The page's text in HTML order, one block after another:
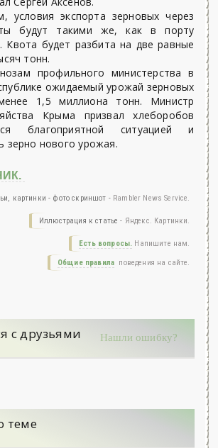
условия экспорта зерновых через
будут такими же, как в порту
Квота будет разбита на две равные
тонн.
профильного министерства в
ожидаемый урожай зерновых
1,5 миллиона тонн. Министр
Крыма призвал хлеборобов
благоприятной ситуацией и
зерно нового урожая.
картинки - фото скриншот - Rambler News Service.
Иллюстрация к статье - Яндекс. Картинки.
Есть вопросы. Напишите нам.
Общие правила поведения на сайте.
с друзьями Нашли ошибку?
теме